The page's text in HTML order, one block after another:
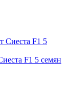
F1 5 семян